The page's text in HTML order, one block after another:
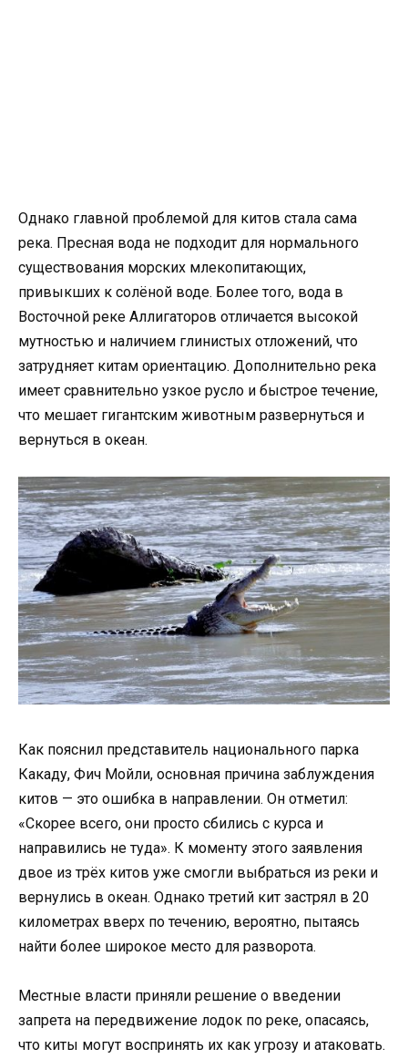
Однако главной проблемой для китов стала сама
река. Пресная вода не подходит для нормального
существования морских млекопитающих,
привыкших к солёной воде. Более того, вода в
Восточной реке Аллигаторов отличается высокой
мутностью и наличием глинистых отложений, что
затрудняет китам ориентацию. Дополнительно река
имеет сравнительно узкое русло и быстрое течение,
что мешает гигантским животным развернуться и
вернуться в океан.
Как пояснил представитель национального парка
Какаду, Фич Мойли, основная причина заблуждения
китов — это ошибка в направлении. Он отметил:
«Скорее всего, они просто сбились с курса и
направились не туда». К моменту этого заявления
двое из трёх китов уже смогли выбраться из реки и
вернулись в океан. Однако третий кит застрял в 20
километрах вверх по течению, вероятно, пытаясь
найти более широкое место для разворота.
Местные власти приняли решение о введении
запрета на передвижение лодок по реке, опасаясь,
что киты могут воспринять их как угрозу и атаковать.